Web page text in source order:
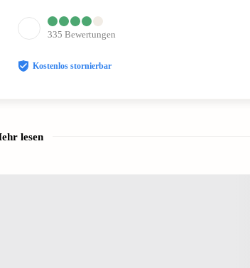
335 Bewertungen
Kostenlos stornierbar
lesen